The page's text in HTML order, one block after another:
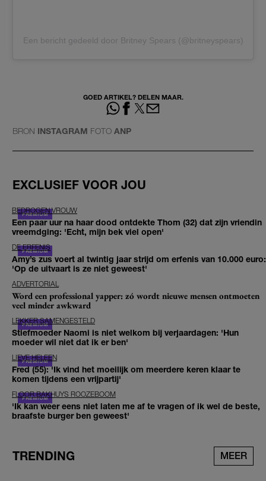
Een bericht gedeeld door Britney Spears (@britneyspears)
GOED ARTIKEL? DELEN MAAR.
BRON INSTAGRAM FOTO ANP
EXCLUSIEF VOOR JOU
BEDROGEN VROUW
Een paar uur na haar dood ontdekte Thom (32) dat zijn vriendin
vreemdging: 'Echt, mijn bek viel open'
DE ERFENIS
Amy’s zus voert al twintig jaar strijd om erfenis van 10.000 euro:
'Op de uitvaart is ze niet geweest'
ADVERTORIAL
Word een professional yapper: zó wordt nieuwe mensen ontmoeten
veel minder awkward
LEKKER SAMENGESTELD
Stiefmoeder Naomi is niet welkom bij verjaardagen: 'Hun
moeder wil niet dat ik er ben'
LIEVE HELEEN
Fred (55): 'Ik vind het moeilijk om meerdere keren klaar te
komen tijdens een vrijpartij'
FLOOR BAKHUYS ROOZEBOOM
'Ik kan weer eens niet laten me af te vragen of ik wel de beste,
braafste burger ben geweest'
TRENDING MEER